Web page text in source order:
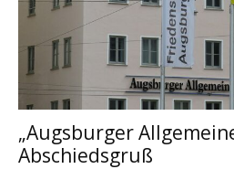
„Augsburger
Abschiedsgruß